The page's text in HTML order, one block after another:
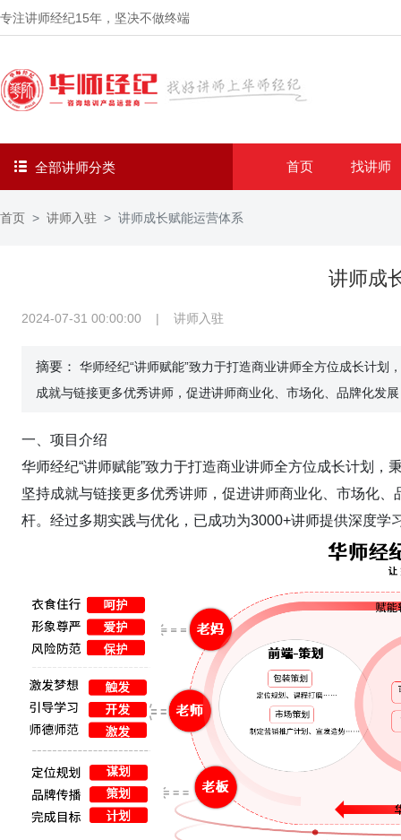
专注讲师经纪15年 ，坚决不做终端
全部讲师分类 首页 找讲师
首页 讲师入驻 讲师成长赋能运营体系
讲师成
2024-07-31 00:00:00 | 讲师入驻
摘要：
华师经纪“讲师赋能”致力于打造商业讲师全方位成长计划
成就与链接更多优秀讲师，促进讲师商业化、市场化、品牌化发展
一、项目介绍
华师经纪“讲师赋能”致力于打造商业讲师全方位成长计划，
坚持成就与链接更多优秀讲师，促进讲师商业化、市场化
杆。经过多期实践与优化，已成功为3000+讲师提供深度学